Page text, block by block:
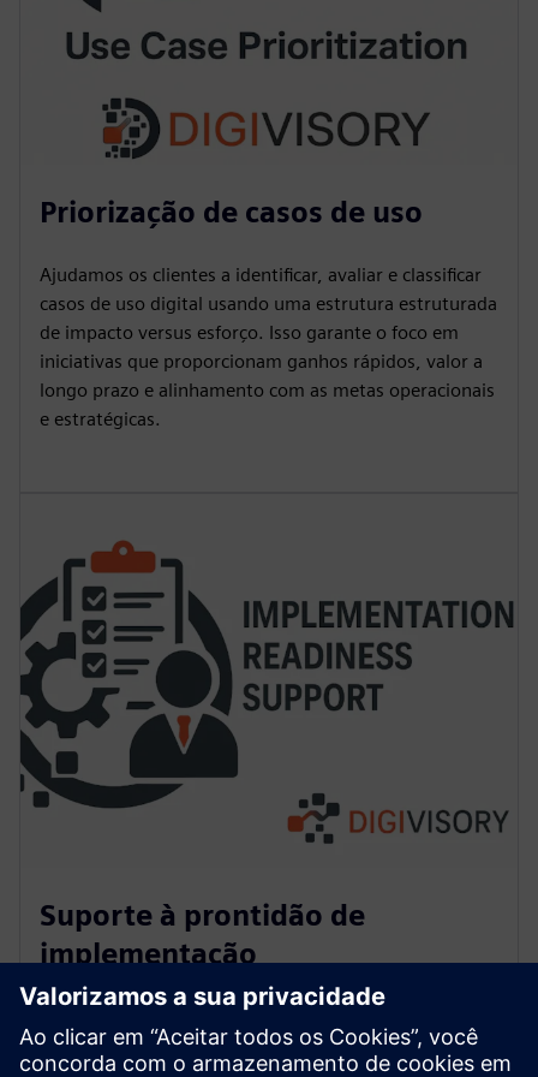
Priorização de casos de uso
Ajudamos os clientes a identificar, avaliar e classificar
casos de uso digital usando uma estrutura estruturada
de impacto versus esforço. Isso garante o foco em
iniciativas que proporcionam ganhos rápidos, valor a
longo prazo e alinhamento com as metas operacionais
e estratégicas.
Suporte à prontidão de
implementação
Definimos escopos claros de soluções, abordagens de
entrega e responsabilidades das partes interessadas